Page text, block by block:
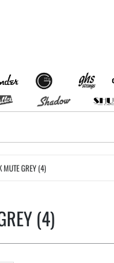
GREY (4)
(4)